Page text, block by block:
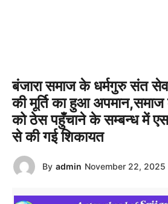
बंजारा समाज के धर्मगुरु संत
की मूर्ति का हुआ अपमान,समाज
को ठेस पहुँचाने के सम्बन्ध में
से की गई शिकायत
By admin November 22, 2025